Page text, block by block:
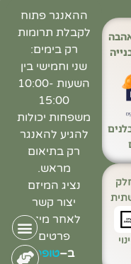
ההאנגר פתוח
לקבלת תרומות
רק בימים:
שני וחמישי בין
השעות 10:00-
15:00
משפחות יכולות
להגיע להאנגר
רק בתיאום
מראש.
נציג המיזם
יצור קשר
לאחר מילוי
פרטים
ב–טופס